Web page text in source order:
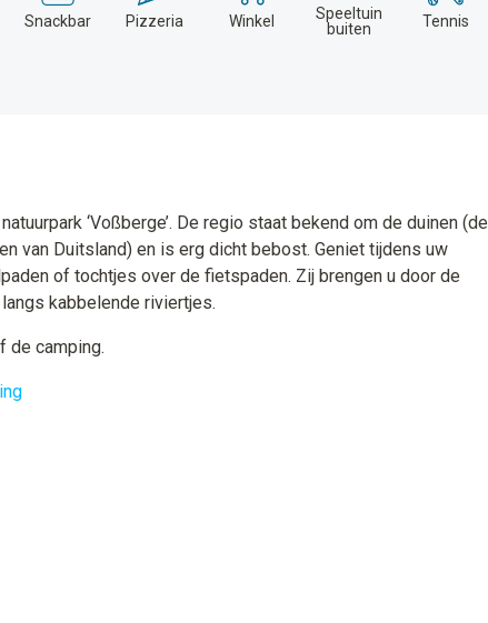
Snackbar Pizzeria Winkel
Speeltuin
buiten
Tennis
‘Voßberge’. De regio staat bekend om de duinen (de
van Duitsland) en is erg dicht bebost. Geniet tijdens uw
of tochtjes over de fietspaden. Zij brengen u door de
kabbelende riviertjes.
de camping.